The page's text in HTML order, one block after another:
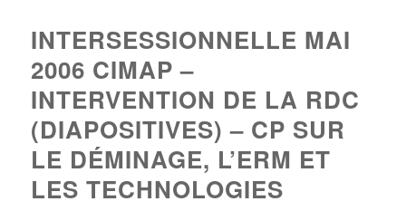
INTERSESSIONNELLE MAI
2006 CIMAP –
INTERVENTION DE LA RDC
(DIAPOSITIVES) – CP SUR
LE DÉMINAGE, L’ERM ET
LES TECHNOLOGIES